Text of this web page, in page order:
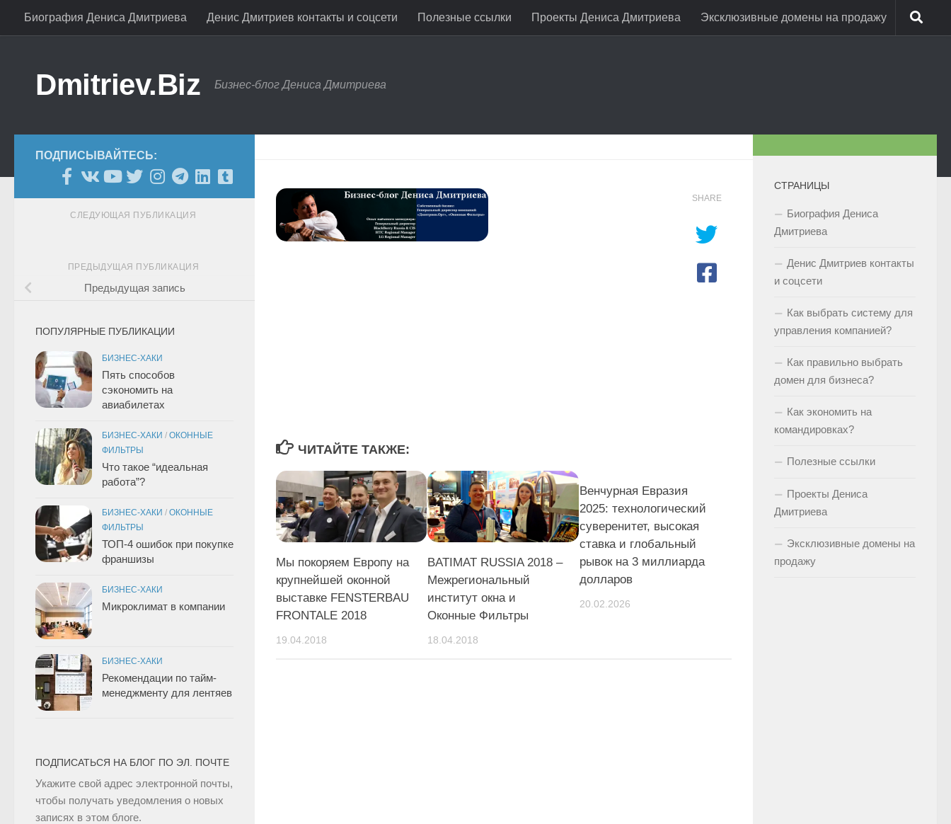
Skip to content
Биография Дениса Дмитриева Денис Дмитриев контакты и соцсети Полезные ссылки Проекты Дениса Дмитриева Эксклюзивные домены на продажу
Dmitriev.Biz Бизнес-блог Дениса Дмитриева
SHARE
ЧИТАЙТЕ ТАКЖЕ:
Мы покоряем Европу на
крупнейшей оконной
выставке FENSTERBAU
FRONTALE 2018
19.04.2018
BATIMAT RUSSIA 2018 –
Межрегиональный
институт окна и
Оконные Фильтры
18.04.2018
Венчурная Евразия
2025: технологический
суверенитет, высокая
ставка и глобальный
рывок на 3 миллиарда
долларов
20.02.2026
ПОДПИСЫВАЙТЕСЬ:
СЛЕДУЮЩАЯ ПУБЛИКАЦИЯ
ПРЕДЫДУЩАЯ ПУБЛИКАЦИЯ
Предыдущая запись
ПОПУЛЯРНЫЕ ПУБЛИКАЦИИ
БИЗНЕС-ХАКИ
Пять способов
сэкономить на
авиабилетах
БИЗНЕС-ХАКИ / ОКОННЫЕ
ФИЛЬТРЫ
Что такое “идеальная
работа”?
БИЗНЕС-ХАКИ / ОКОННЫЕ
ФИЛЬТРЫ
ТОП-4 ошибок при покупке
франшизы
БИЗНЕС-ХАКИ
Микроклимат в компании
БИЗНЕС-ХАКИ
Рекомендации по тайм-
менеджменту для лентяев
ПОДПИСАТЬСЯ НА БЛОГ ПО ЭЛ. ПОЧТЕ
Укажите свой адрес электронной почты,
чтобы получать уведомления о новых
записях в этом блоге.
СТРАНИЦЫ
Биография Дениса
Дмитриева
Денис Дмитриев контакты
и соцсети
Как выбрать систему для
управления компанией?
Как правильно выбрать
домен для бизнеса?
Как экономить на
командировках?
Полезные ссылки
Проекты Дениса
Дмитриева
Эксклюзивные домены на
продажу